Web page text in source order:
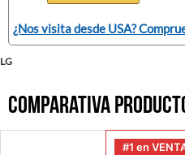
¿Nos visita desde USA?
LG
Comparativa
#1 en